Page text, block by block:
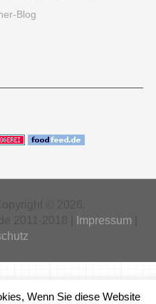
Blog
© 2026.
Impressum
Wenn Sie diese Website